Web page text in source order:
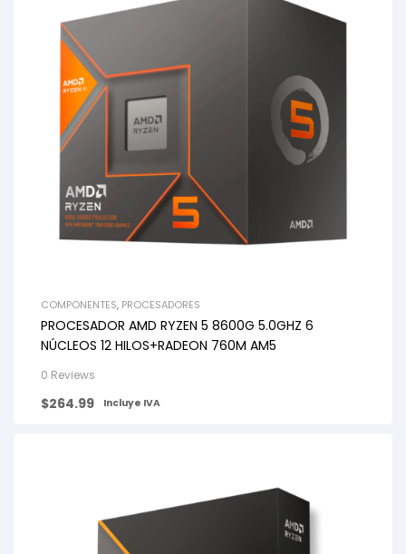
COMPONENTES, PROCESADORES
PROCESADOR AMD RYZEN 5 8600G 5.0GHZ 6
NÚCLEOS 12 HILOS+RADEON 760M AM5
0 Reviews
$264.99 Incluye IVA